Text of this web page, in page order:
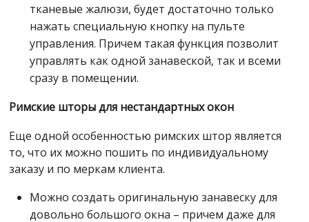
тканевые жалюзи, будет достаточно только
нажать специальную кнопку на пульте
управления. Причем такая функция позволит
управлять как одной занавеской, так и всеми
сразу в помещении.
Римские шторы для нестандартных окон
Еще одной особенностью римских штор является
то, что их можно пошить по индивидуальному
заказу и по меркам клиента.
Можно создать оригинальную занавеску для
довольно большого окна – причем даже для